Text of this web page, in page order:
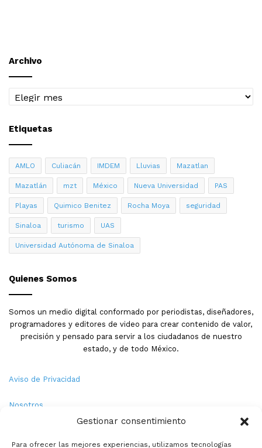
Gestionar consentimiento
Para ofrecer las mejores experiencias, utilizamos tecnologías
Archivo
Archivo
Etiquetas
AMLO Culiacán IMDEM Lluvias Mazatlan
Mazatlán mzt México Nueva Universidad PAS
Playas Quimico Benitez Rocha Moya seguridad
Sinaloa turismo UAS
Universidad Autónoma de Sinaloa
Quienes Somos
Somos un medio digital conformado por periodistas, diseñadores,
programadores y editores de video para crear contenido de valor,
precisión y pensado para servir a los ciudadanos de nuestro
estado, y de todo México.
Aviso de Privacidad
Nosotros